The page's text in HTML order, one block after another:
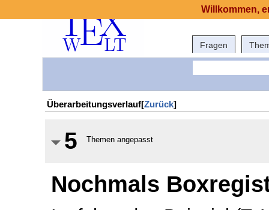
Fragen
Überarbeitungsverlauf[Zurück]
5 Themen angepasst
Nochmals
Willkommen,